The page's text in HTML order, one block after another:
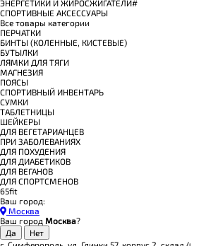
ЭНЕРГЕТИКИ И ЖИРОСЖИГАТЕЛИ#
СПОРТИВНЫЕ АКСЕССУАРЫ
Все товары категории
ПЕРЧАТКИ
БИНТЫ (КОЛЕННЫЕ, КИСТЕВЫЕ)
БУТЫЛКИ
ЛЯМКИ ДЛЯ ТЯГИ
МАГНЕЗИЯ
ПОЯСЫ
СПОРТИВНЫЙ ИНВЕНТАРЬ
СУМКИ
ТАБЛЕТНИЦЫ
ШЕЙКЕРЫ
ДЛЯ ВЕГЕТАРИАНЦЕВ
ПРИ ЗАБОЛЕВАНИЯХ
ДЛЯ ПОХУДЕНИЯ
ДЛЯ ДИАБЕТИКОВ
ДЛЯ ВЕГАНОВ
ДЛЯ СПОРТСМЕНОВ
65fit
Ваш город:
Москва
Ваш город Москва?